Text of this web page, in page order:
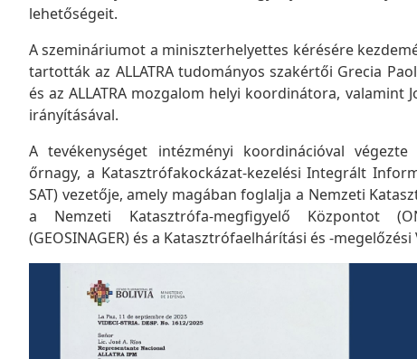
lehetőségeit.
A szemináriumot a miniszterhelyettes kérésére
tartották az ALLATRA tudományos szakértői Grecia
és az ALLATRA mozgalom helyi koordinátora, valamint
irányításával.
A tevékenységet intézményi koordinációval
őrnagy, a Katasztrófakockázat-kezelési Integrált
SAT) vezetője, amely magában foglalja a Nemzeti
a Nemzeti Katasztrófa-megfigyelő Központot
(GEOSINAGER) és a Katasztrófaelhárítási és -